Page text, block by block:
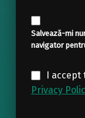
Salvează-mi
navigator
I accept
Privacy